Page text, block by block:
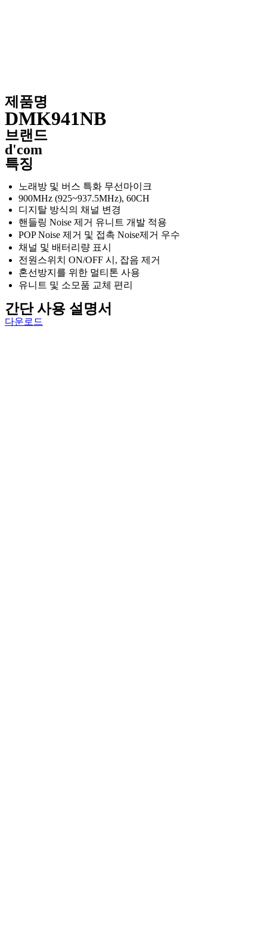
제품명
DMK941NB
브랜드
d'com
특징
노래방 및 버스 특화 무선마이크
900MHz (925~937.5MHz), 60CH
디지탈 방식의 채널 변경
핸들링 Noise 제거 유니트 개발 적용
POP Noise 제거 및 접촉 Noise제거 우수
채널 및 배터리량 표시
전원스위치 ON/OFF 시, 잡음 제거
혼선방지를 위한 멀티톤 사용
유니트 및 소모품 교체 편리
간단 사용 설명서
다운로드